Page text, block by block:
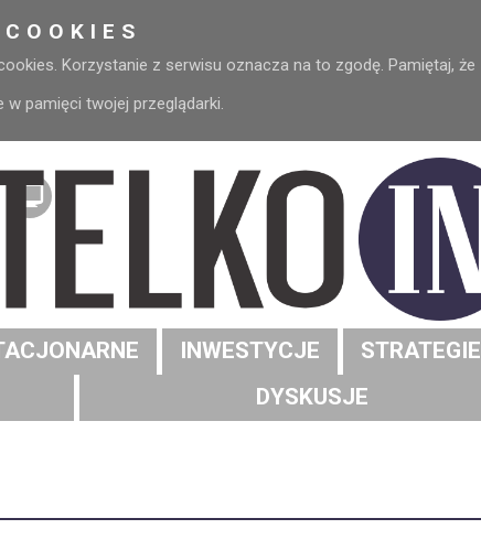
Korzystanie z serwisu oznacza na to zgodę. Pamiętaj, że
pamięci twojej przeglądarki.
INWESTYCJE STRATEGIE
DYSKUSJE